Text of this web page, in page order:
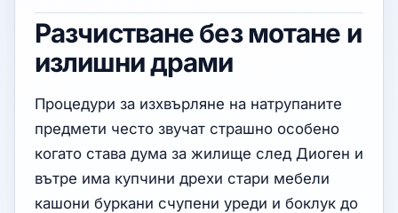
Разчистване без мотане и
излишни драми
Процедури за изхвърляне на натрупаните
предмети често звучат страшно особено
когато става дума за жилище след Диоген и
вътре има купчини дрехи стари мебели
кашони буркани счупени уреди и боклук до